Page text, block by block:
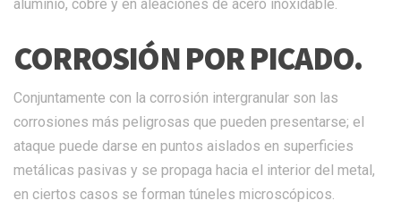
aluminio, cobre y en aleaciones de acero inoxidable.
CORROSIÓN POR PICADO.
Conjuntamente con la corrosión intergranular son las
corrosiones más peligrosas que pueden presentarse; el
ataque puede darse en puntos aislados en superficies
metálicas pasivas y se propaga hacia el interior del metal,
en ciertos casos se forman túneles microscópicos.